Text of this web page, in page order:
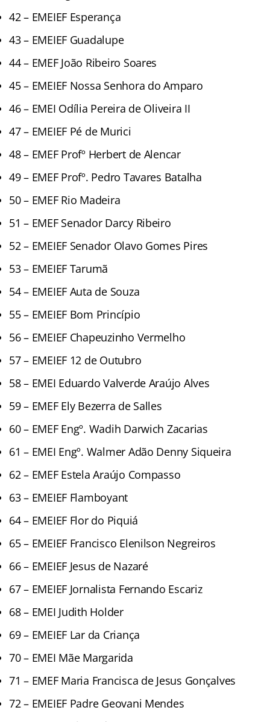
42 – EMEIEF Esperança
43 – EMEIEF Guadalupe
44 – EMEF João Ribeiro Soares
45 – EMEIEF Nossa Senhora do Amparo
46 – EMEI Odília Pereira de Oliveira II
47 – EMEIEF Pé de Murici
48 – EMEF Profº Herbert de Alencar
49 – EMEF Profº. Pedro Tavares Batalha
50 – EMEF Rio Madeira
51 – EMEF Senador Darcy Ribeiro
52 – EMEIEF Senador Olavo Gomes Pires
53 – EMEIEF Tarumã
54 – EMEIEF Auta de Souza
55 – EMEIEF Bom Princípio
56 – EMEIEF Chapeuzinho Vermelho
57 – EMEIEF 12 de Outubro
58 – EMEI Eduardo Valverde Araújo Alves
59 – EMEF Ely Bezerra de Salles
60 – EMEF Engº. Wadih Darwich Zacarias
61 – EMEI Engº. Walmer Adão Denny Siqueira
62 – EMEF Estela Araújo Compasso
63 – EMEIEF Flamboyant
64 – EMEIEF Flor do Piquiá
65 – EMEIEF Francisco Elenilson Negreiros
66 – EMEIEF Jesus de Nazaré
67 – EMEIEF Jornalista Fernando Escariz
68 – EMEI Judith Holder
69 – EMEIEF Lar da Criança
70 – EMEI Mãe Margarida
71 – EMEF Maria Francisca de Jesus Gonçalves
72 – EMEIEF Padre Geovani Mendes